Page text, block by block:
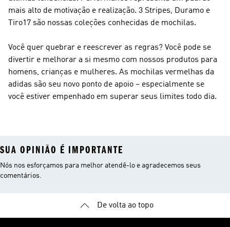
mais alto de motivação e realização. 3 Stripes, Duramo e
Tiro17 são nossas coleções conhecidas de mochilas.
Você quer quebrar e reescrever as regras? Você pode se
divertir e melhorar a si mesmo com nossos produtos para
homens, crianças e mulheres. As mochilas vermelhas da
adidas são seu novo ponto de apoio – especialmente se
você estiver empenhado em superar seus limites todo dia.
SUA OPINIÃO É IMPORTANTE
Nós nos esforçamos para melhor atendê-lo e agradecemos seus
comentários.
De volta ao topo